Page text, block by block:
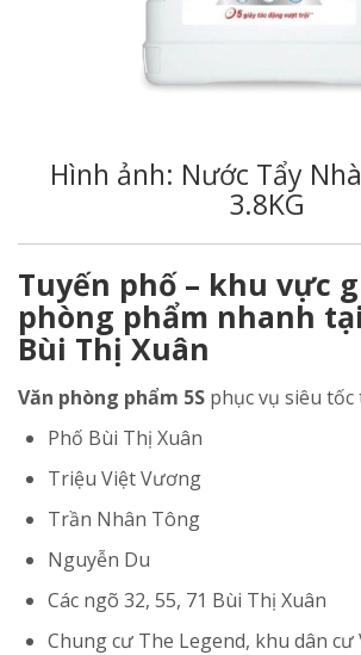
Hình ảnh: Nước Tẩy
3.8KG
Tuyến phố – khu vực
phòng phẩm nhanh
Bùi Thị Xuân
Văn phòng phẩm 5S phục vụ siêu
Phố Bùi Thị Xuân
Triệu Việt Vương
Trần Nhân Tông
Nguyễn Du
Các ngõ 32, 55, 71 Bùi Thị Xuân
Chung cư The Legend, khu dân cư